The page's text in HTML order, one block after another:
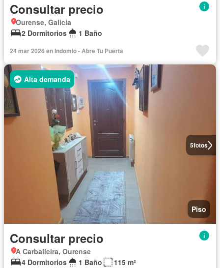
Consultar precio
Ourense, Galicia
2 Dormitorios
1 Baño
24 mar 2026 en Indomio - Abre Tu Puerta
5fotos
Alta demanda
Piso
Consultar precio
A Carballeira, Ourense
4 Dormitorios
1 Baño 115 m²